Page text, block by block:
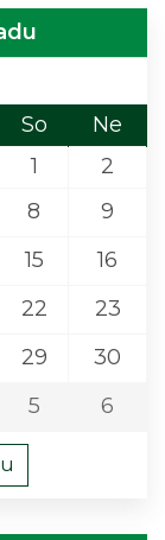
So
Ne
1
2
Mikuláš)
8
9
a kovy
15
16
Mikuláš)
22
23
29
30
Mikuláš)
5 6